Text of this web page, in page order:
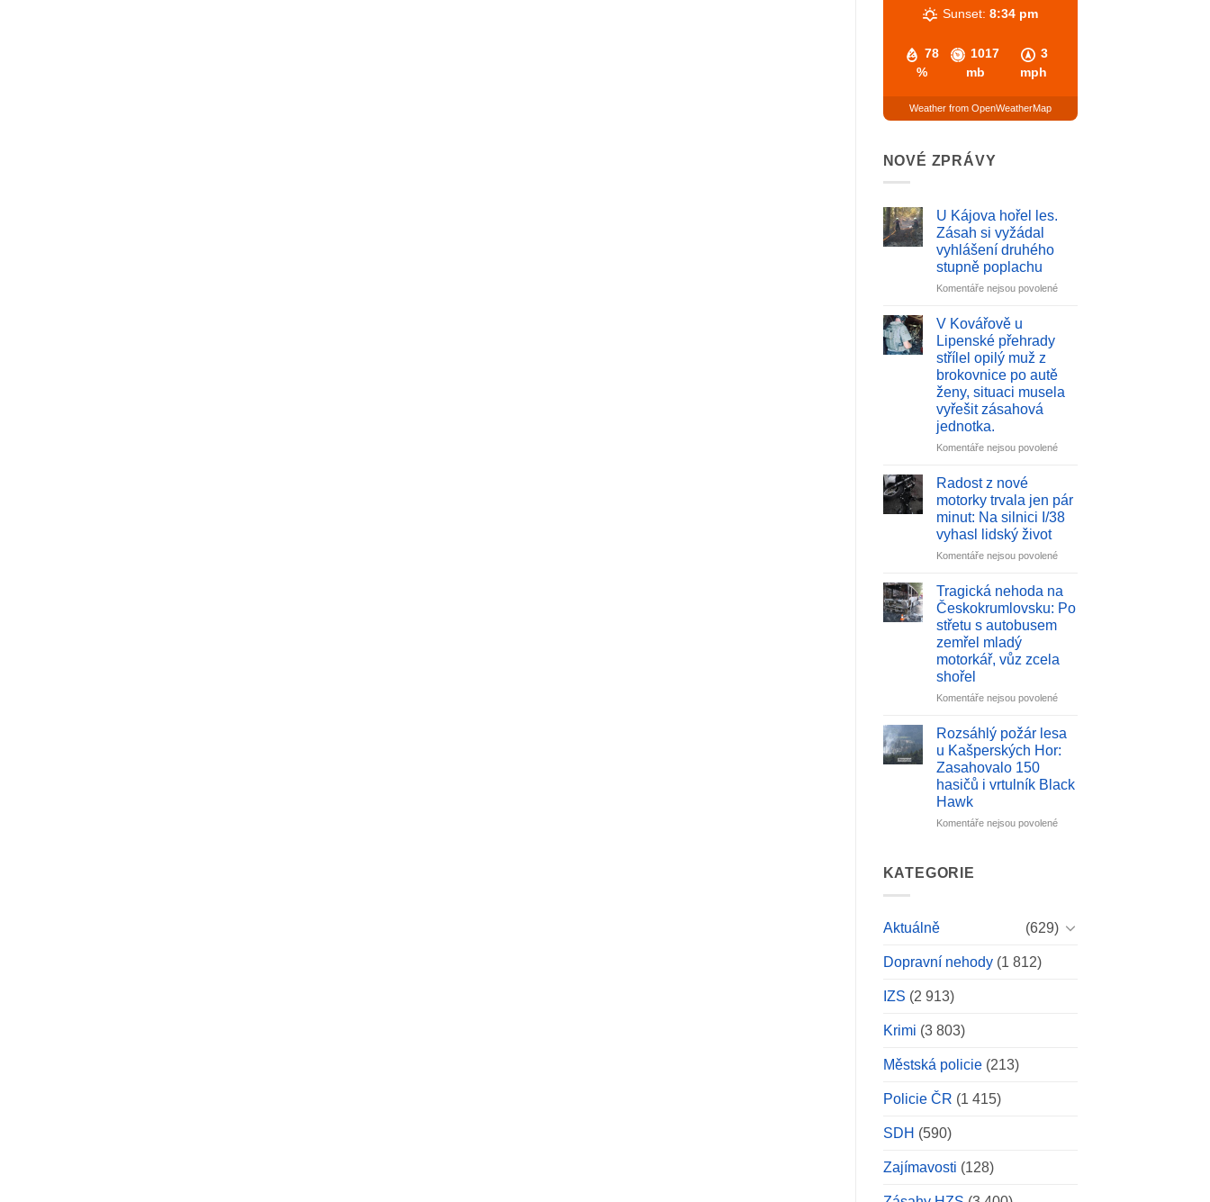
78
%
1017
mb
3
mph
Sunset: 8:34 pm
Weather from OpenWeatherMap
NOVÉ ZPRÁVY
U Kájova hořel les.
Zásah si vyžádal
vyhlášení druhého
stupně poplachu
Komentáře nejsou povolenéu
hořel
les.
poplachu
V Kovářově u
Lipenské přehrady
střílel opilý muž z
brokovnice po autě
ženy, situaci musela
vyřešit zásahová
jednotka.
Komentáře nejsou povolenéu
názvem
V
Kovářově
Lipenské
muž
z
po
ženy,
vyřešit
zásahová
Radost z nové
motorky trvala jen pár
minut: Na silnici I/38
vyhasl lidský život
Komentáře nejsou povolenéu
názvem
Radost
z
motorky
jen
Na
silnici
vyhasl
Tragická nehoda na
Českokrumlovsku: Po
střetu s autobusem
zemřel mladý
motorkář, vůz zcela
shořel
Komentáře nejsou povolenéu
Tragická
na
Po
vůz
Rozsáhlý požár lesa
u Kašperských Hor:
Zasahovalo 150
hasičů i vrtulník Black
Hawk
Komentáře nejsou povolenéu
u
KATEGORIE
Aktuálně (629)
Dopravní nehody(1 812)
IZS (2 913)
Krimi (3 803)
Městská policie(213)
Policie ČR (1 415)
SDH (590)
Zajímavosti (128)